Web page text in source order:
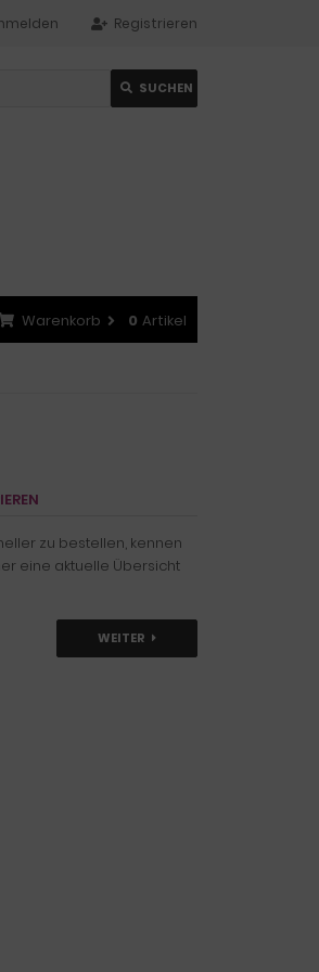
Registrieren
SUCHEN
Warenkorb 0 Artikel
zu bestellen, kennen
eine aktuelle Übersicht
WEITER